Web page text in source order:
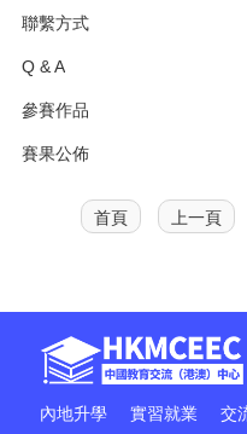
聯繫方式
Q & A
參賽作品
賽果公佈
首頁 上一頁
內地升學 實習就業 交